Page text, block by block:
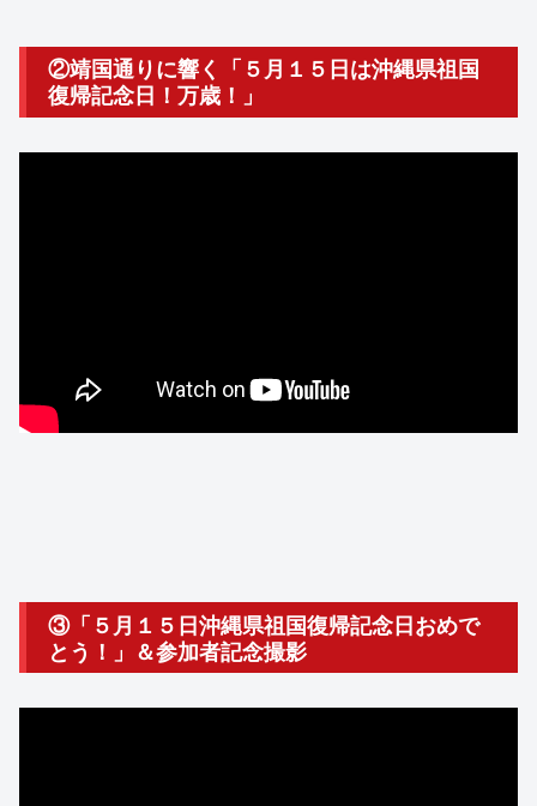
②靖国通りに響く「５月１５日は沖縄県祖国
復帰記念日！万歳！」
③「５月１５日沖縄県祖国復帰記念日おめで
とう！」＆参加者記念撮影